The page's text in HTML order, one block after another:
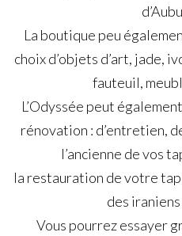
La boutique peu
choix d’objets d’art, jade,
fauteuil,
L’Odyssée peut
rénovation : d’entretien,
l’ancienne de vos
la restauration de votre
des
Vous pourrez essayer